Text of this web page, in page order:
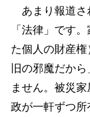
あまり報道さ
「法律」です
た個人の財産
旧の邪魔だか
ません。被災
政が一軒ずつ